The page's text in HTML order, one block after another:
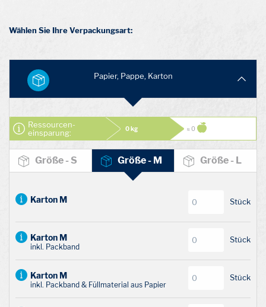
Wählen Sie Ihre Verpackungsart:
Papier, Pappe, Karton
Ressourcen­
einsparung:
0 kg ≈ 0
Größe - S Größe - M Größe - L
Karton M Stück
Karton M
inkl. Packband
Stück
Karton M
inkl. Packband & Füllmaterial aus Papier
Stück